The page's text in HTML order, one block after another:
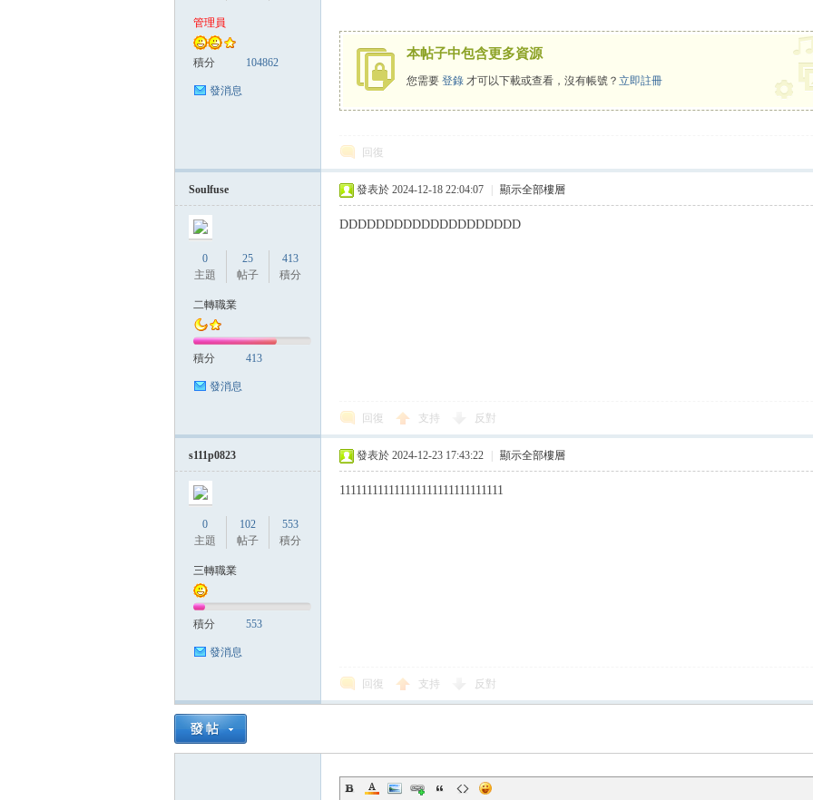
管理員
積分 104862
發消息
本帖子中包含更多資源
您需要 登錄 才可以下載或查看，沒有帳號？ 立即註冊
回復
Soulfuse
0
主題
25
帖子
413
積分
二轉職業
積分 413
發消息
發表於 2024-12-18 22:04:07 顯示全部樓層
DDDDDDDDDDDDDDDDDDDD
回復 支持 反對
s111p0823
0
主題
102
帖子
553
積分
三轉職業
積分 553
發消息
發表於 2024-12-23 17:43:22 顯示全部樓層
111111111111111111111111111111
回復 支持 反對